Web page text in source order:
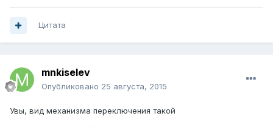
Цитата
mnkiselev
Опубликовано 25 августа, 2015
Увы, вид механизма переключения такой